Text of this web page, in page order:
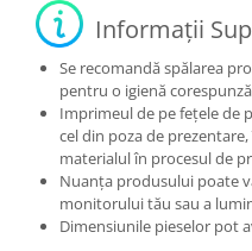
Informații
Se recomandă spălarea
pentru o igienă
Imprimeul de pe fețele de
cel din poza de
materialul în procesul de
Nuanța produsului poate
monitorului tău sau a
Dimensiunile pieselor pot